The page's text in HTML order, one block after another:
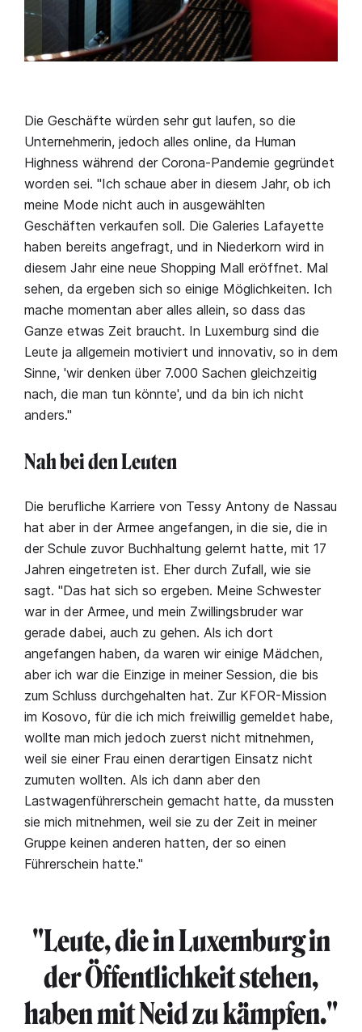
Die Geschäfte würden sehr gut laufen, so die
Unternehmerin, jedoch alles online, da Human
Highness während der Corona-Pandemie gegründet
worden sei. "Ich schaue aber in diesem Jahr, ob ich
meine Mode nicht auch in ausgewählten
Geschäften verkaufen soll. Die Galeries Lafayette
haben bereits angefragt, und in Niederkorn wird in
diesem Jahr eine neue Shopping Mall eröffnet. Mal
sehen, da ergeben sich so einige Möglichkeiten. Ich
mache momentan aber alles allein, so dass das
Ganze etwas Zeit braucht. In Luxemburg sind die
Leute ja allgemein motiviert und innovativ, so in dem
Sinne, 'wir denken über 7.000 Sachen gleichzeitig
nach, die man tun könnte', und da bin ich nicht
anders."
Nah bei den Leuten
Die berufliche Karriere von Tessy Antony de Nassau
hat aber in der Armee angefangen, in die sie, die in
der Schule zuvor Buchhaltung gelernt hatte, mit 17
Jahren eingetreten ist. Eher durch Zufall, wie sie
sagt. "Das hat sich so ergeben. Meine Schwester
war in der Armee, und mein Zwillingsbruder war
gerade dabei, auch zu gehen. Als ich dort
angefangen haben, da waren wir einige Mädchen,
aber ich war die Einzige in meiner Session, die bis
zum Schluss durchgehalten hat. Zur KFOR-Mission
im Kosovo, für die ich mich freiwillig gemeldet habe,
wollte man mich jedoch zuerst nicht mitnehmen,
weil sie einer Frau einen derartigen Einsatz nicht
zumuten wollten. Als ich dann aber den
Lastwagenführerschein gemacht hatte, da mussten
sie mich mitnehmen, weil sie zu der Zeit in meiner
Gruppe keinen anderen hatten, der so einen
Führerschein hatte."
"Leute, die in Luxemburg in
der Öffentlichkeit stehen,
haben mit Neid zu kämpfen."